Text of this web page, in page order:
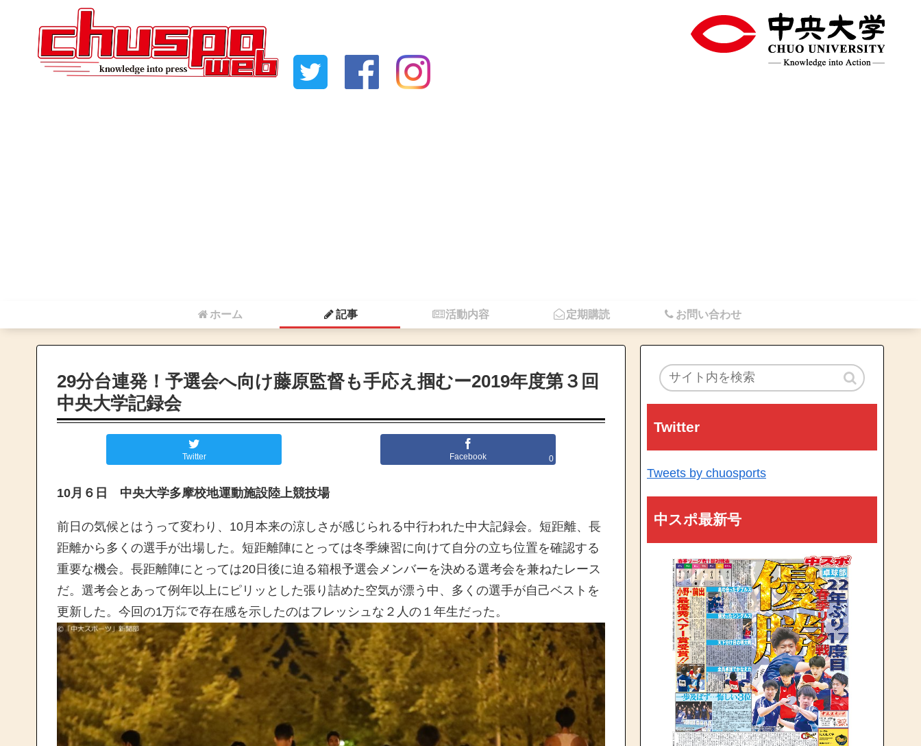
ホーム 記事 活動内容 定期購読 お問い合わせ
29分台連発！予選会へ向け藤原監督も手応え掴むー2019年度第３回
中央大学記録会
Twitter Facebook 0
10月６日 中央大学多摩校地運動施設陸上競技場
前日の気候とはうって変わり、10月本来の涼しさが感じられる中行われた中大記録会。短距離、長
距離から多くの選手が出場した。短距離陣にとっては冬季練習に向けて自分の立ち位置を確認する
重要な機会。長距離陣にとっては20日後に迫る箱根予選会メンバーを決める選考会を兼ねたレース
だ。選考会とあって例年以上にピリッとした張り詰めた空気が漂う中、多くの選手が自己ベストを
更新した。今回の1万㍍で存在感を示したのはフレッシュな２人の１年生だった。
Twitter
Tweets by chuosports
中スポ最新号